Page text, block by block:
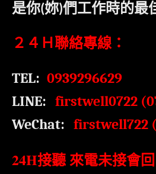
是你(妳)們工作時的最
２４Ｈ聯絡專線：
TEL: 0939296629
LINE: firstwell0722
WeChat: firstwell722
24H接聽 來電未接會回